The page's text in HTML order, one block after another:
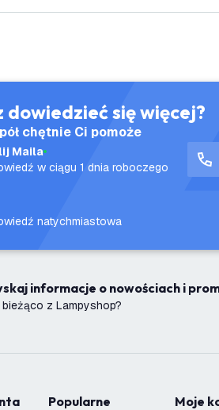
dowiedzieć się więcej?
chętnie Ci pomoże
Maila
w ciągu 1 dnia roboczego
natychmiastowa
informacje o nowościach i
z Lampyshop?
Popularne Moje